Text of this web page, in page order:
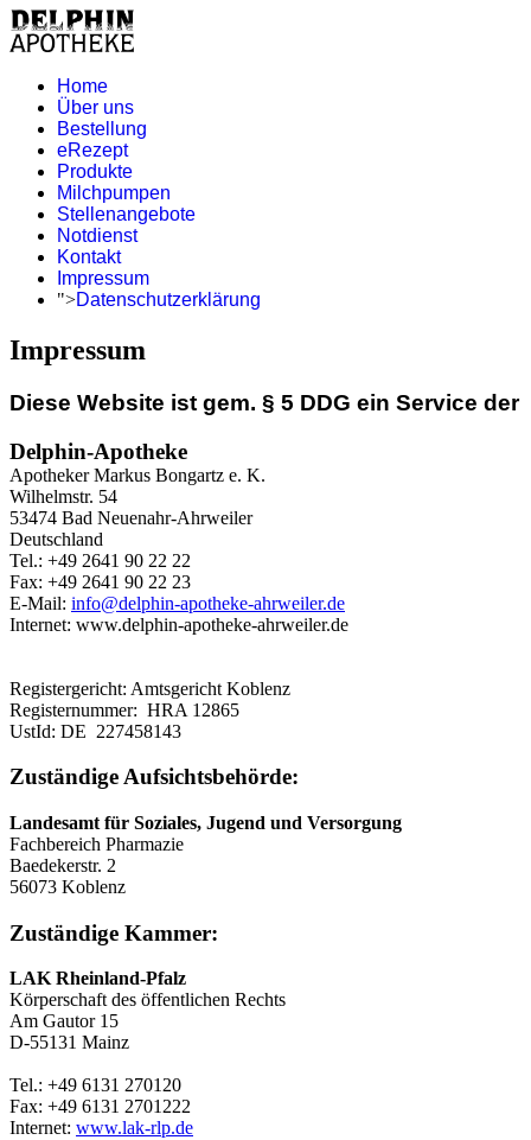
Home
Über uns
Bestellung
eRezept
Produkte
Milchpumpen
Stellenangebote
Notdienst
Kontakt
Impressum
">Datenschutzerklärung
Impressum
Diese Website ist gem. § 5 DDG ein Service der
Delphin-Apotheke
Apotheker Markus Bongartz e. K.
Wilhelmstr. 54
53474 Bad Neuenahr-Ahrweiler
Deutschland
Tel.: +49 2641 90 22 22
Fax: +49 2641 90 22 23
E-Mail: info@delphin-apotheke-ahrweiler.de
Internet: www.delphin-apotheke-ahrweiler.de
Registergericht: Amtsgericht Koblenz
Registernummer: HRA 12865
UstId: DE 227458143
Zuständige Aufsichtsbehörde:
Landesamt für Soziales, Jugend und Versorgung
Fachbereich Pharmazie
Baedekerstr. 2
56073 Koblenz
Zuständige Kammer:
LAK Rheinland-Pfalz
Körperschaft des öffentlichen Rechts
Am Gautor 15
D-55131 Mainz
Tel.: +49 6131 270120
Fax: +49 6131 2701222
Internet: www.lak-rlp.de